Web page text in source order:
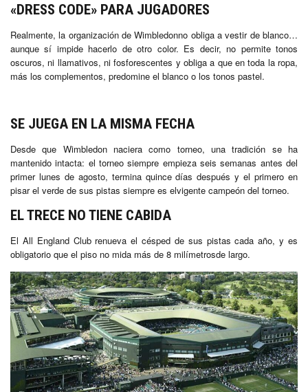
«DRESS CODE» PARA JUGADORES
Realmente, la organización de Wimbledonno obliga a vestir de blanco…
aunque sí impide hacerlo de otro color. Es decir, no permite tonos
oscuros, ni llamativos, ni fosforescentes y obliga a que en toda la ropa,
más los complementos, predomine el blanco o los tonos pastel.
SE JUEGA EN LA MISMA FECHA
Desde que Wimbledon naciera como torneo, una tradición se ha
mantenido intacta: el torneo siempre empieza seis semanas antes del
primer lunes de agosto, termina quince días después y el primero en
pisar el verde de sus pistas siempre es elvigente campeón del torneo.
EL TRECE NO TIENE CABIDA
El All England Club renueva el césped de sus pistas cada año, y es
obligatorio que el piso no mida más de 8 milímetrosde largo.